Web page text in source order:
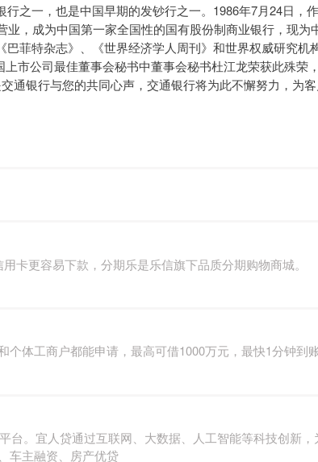
之一，也是中国早期的发钞行之一。1986年7月24日，
，成为中国第一家全国性的国有股份制商业银行，现为
巴菲特杂志》、《世界经济学人周刊》和世界权威研究
上市公司最佳董事会秘书中董事会秘书杜江龙荣获此殊
通银行与您的共同心声，交通银行将为此不懈努力，为
卡更容易下款，分期乐是乐信旗下品质分期购物商城。
体工商户都能申请，最高可借1000万元，最快1分钟到
台。宜人贷通过互联网、大数据、人工智能等科技创新
车主融资、房产优贷